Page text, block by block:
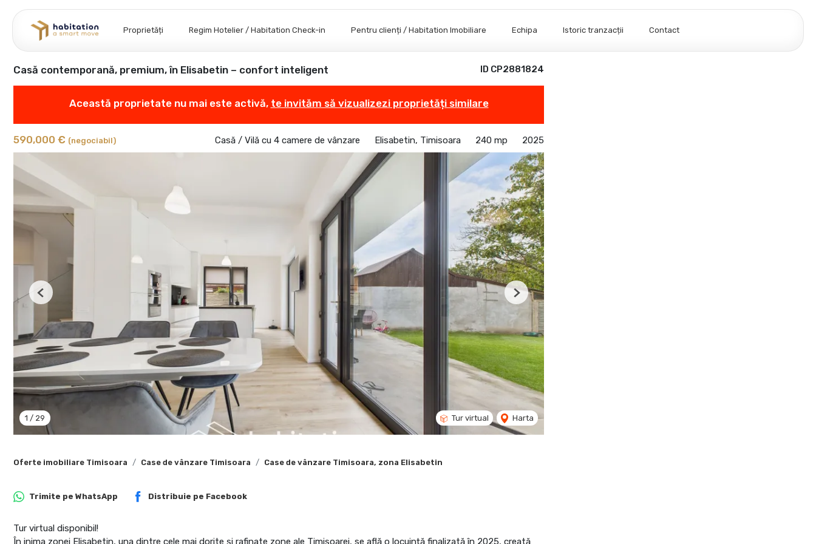
Proprietăți Regim Hotelier / Habitation Check-in Pentru clienți / Habitation Imobiliare Echipa Istoric tranzacții Contact
ID CP2881824
Casă contemporană, premium, în Elisabetin – confort inteligent
Această proprietate nu mai este activă, te invităm să vizualizezi proprietăți similare
590,000 € (negociabil) Casă / Vilă cu 4 camere de vânzare Elisabetin, Timisoara 240 mp 2025
1 / 29 Tur virtual Harta
Previous Next
Oferte imobiliare Timisoara Case de vânzare Timisoara Case de vânzare Timisoara, zona Elisabetin
Trimite pe WhatsApp Distribuie pe Facebook
Tur virtual disponibil!
În inima zonei Elisabetin, una dintre cele mai dorite și rafinate zone ale Timișoarei, se află o locuință finalizată în 2025, creată